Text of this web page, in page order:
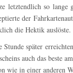
letztendlich so
der
die Hektik auslöste.
Stunde später
auch das beste
wie in einer anderen